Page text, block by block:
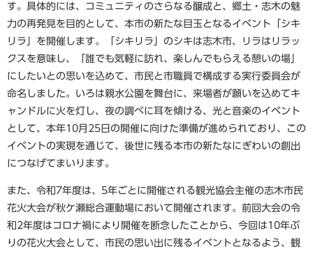
す。具体的には、コミュニティのさらなる醸成と、郷土・志木の魅
力の再発見を目的として、本市の新たな目玉となるイベント「シキ
リラ」を開催します。「シキリラ」のシキは志木市、リラはリラッ
クスを意味し、「誰でも気軽に訪れ、楽しんでもらえる憩いの場」
にしたいとの思いを込めて、市民と市職員で構成する実行委員会が
命名しました。いろは親水公園を舞台に、来場者が願いを込めてキ
ャンドルに火を灯し、夜の調べに耳を傾ける、光と音楽のイベント
として、本年10月25日の開催に向けた準備が進められており、この
イベントの実現を通じて、後世に残る本市の新たなにぎわいの創出
につなげてまいります。
また、令和7年度は、5年ごとに開催される観光協会主催の志木市民
花火大会が秋ケ瀬総合運動場において開催されます。前回大会の令
和2年度はコロナ禍により開催を断念したことから、今回は10年ぶ
りの花火大会として、市民の思い出に残るイベントとなるよう、観